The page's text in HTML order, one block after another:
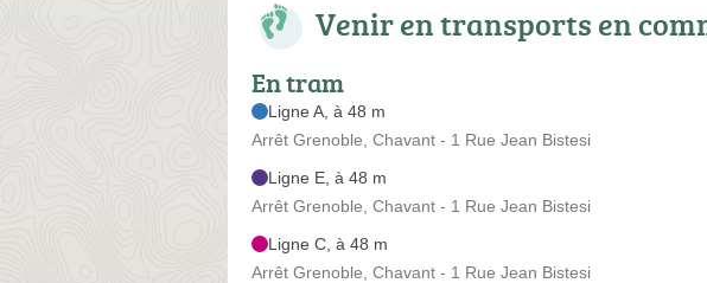
Venir en transports en
En tram
Ligne A, à 48 m
Arrêt Grenoble, Chavant - 1 Rue Jean Bistesi
Ligne E, à 48 m
Arrêt Grenoble, Chavant - 1 Rue Jean Bistesi
Ligne C, à 48 m
Arrêt Grenoble, Chavant - 1 Rue Jean Bistesi